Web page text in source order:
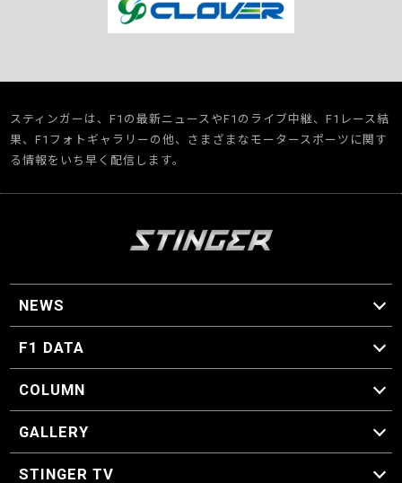
スティンガーは、F1の最新ニュースやF1のライブ中継、F1レース結
果、F1フォトギャラリーの他、さまざまなモータースポーツに関す
る情報をいち早く配信します。
NEWS
F1 ニュース
F1 DATA
F1 日程
F1 データ
COLUMN
マイ・ワンダフル・サーキット
スクーデリア・一方通行
F1に燃え、ゴルフに泣く日々。
スティングくんの部屋
GALLERY
GALLERY
STINGER TV